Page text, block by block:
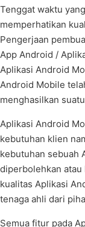
Tenggat waktu
memperhatikan
Pengerjaan
App Android /
Aplikasi Android
Android Mobile
menghasilkan
Aplikasi Android
kebutuhan klien
kebutuhan sebuah
diperbolehkan
kualitas Aplikasi
tenaga ahli dari
Semua fitur pada